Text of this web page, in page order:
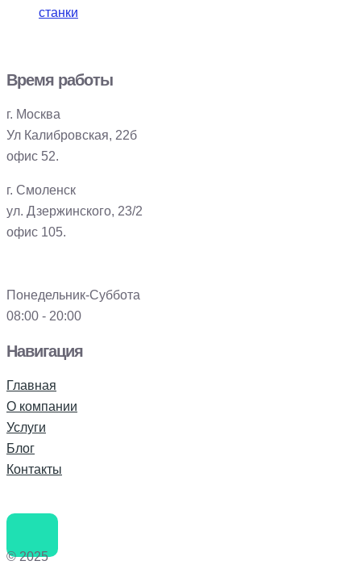
станки
Время работы
г. Москва
Ул Калибровская, 22б
офис 52.
г. Смоленск
ул. Дзержинского, 23/2
офис 105.
Понедельник-Суббота
08:00 - 20:00
Навигация
Главная
О компании
Услуги
Блог
Контакты
© 2025